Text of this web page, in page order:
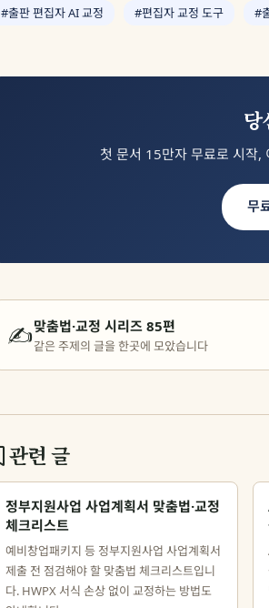
#출판 편집자 AI 교정 #편집자 교정 도구 #
당
첫 문서 15만자 무료로 시작
무
✍️맞춤법·교정 시리즈 85편
같은 주제의 글을 한곳에 모았습니다
관련 글
정부지원사업 사업계획서 맞춤법·교정
체크리스트
예비창업패키지 등 정부지원사업 사업계획서
제출 전 점검해야 할 맞춤법 체크리스트입니
다. HWPX 서식 손상 없이 교정하는 방법도